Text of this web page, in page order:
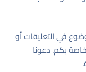
في التعليقات أو
بكم. دعونا